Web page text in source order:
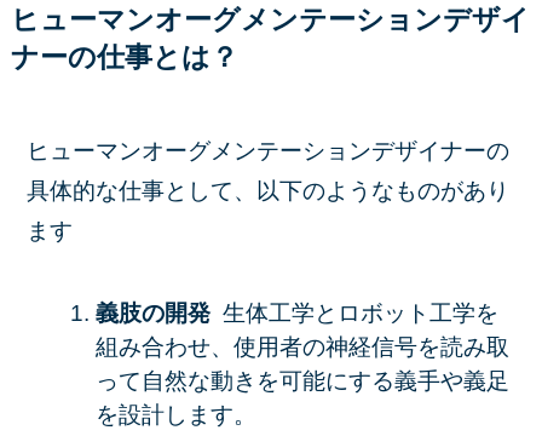
ヒューマンオーグメンテーションデザイ
ナーの仕事とは？
ヒューマンオーグメンテーションデザイナーの
具体的な仕事として、以下のようなものがあり
ます
義肢の開発 生体工学とロボット工学を
組み合わせ、使用者の神経信号を読み取
って自然な動きを可能にする義手や義足
を設計します。​